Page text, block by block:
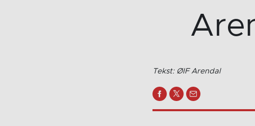
Tekst: ØIF Arendal